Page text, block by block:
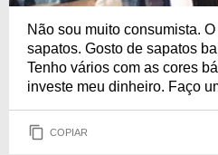
Não sou muito consumista.
sapatos. Gosto de sapatos
Tenho vários com as cores
investe meu dinheiro. Faço
COPIAR